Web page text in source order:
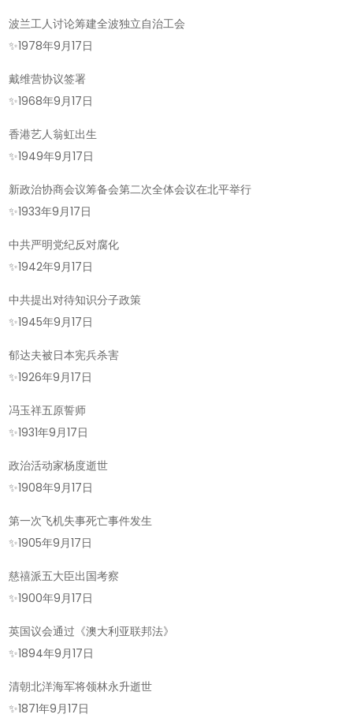
波兰工人讨论筹建全波独立自治工会
✨1978年9月17日
戴维营协议签署
✨1968年9月17日
香港艺人翁虹出生
✨1949年9月17日
新政治协商会议筹备会第二次全体会议在北平举行
✨1933年9月17日
中共严明党纪反对腐化
✨1942年9月17日
中共提出对待知识分子政策
✨1945年9月17日
郁达夫被日本宪兵杀害
✨1926年9月17日
冯玉祥五原誓师
✨1931年9月17日
政治活动家杨度逝世
✨1908年9月17日
第一次飞机失事死亡事件发生
✨1905年9月17日
慈禧派五大臣出国考察
✨1900年9月17日
英国议会通过《澳大利亚联邦法》
✨1894年9月17日
清朝北洋海军将领林永升逝世
✨1871年9月17日